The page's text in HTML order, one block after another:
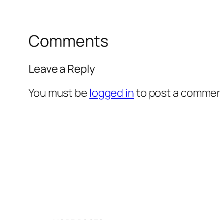
Comments
Leave a Reply
You must be logged into post a